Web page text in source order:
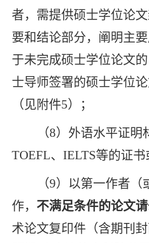
者，需提供硕士学位论
要和结论部分，阐明主
于未完成硕士学位论文
士导师签署的硕士学位
（ 见附件5）；
（8） 外语水平证明
TOEFL、 IELTS等的证书
（9）以第一作者（
作， 不满足条件的论文
术论文复印件（含期刊